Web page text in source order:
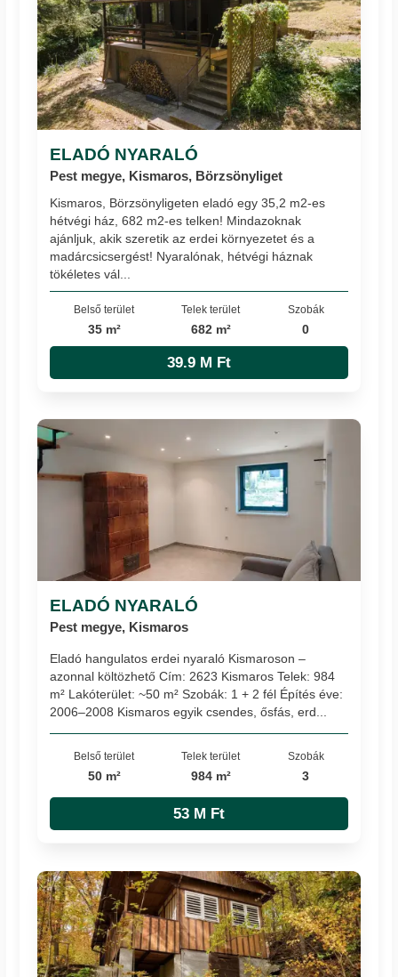
ELADÓ NYARALÓ
Pest megye, Kismaros, Börzsönyliget
Kismaros, Börzsönyligeten eladó egy 35,2 m2-es
hétvégi ház, 682 m2-es telken! Mindazoknak
ajánljuk, akik szeretik az erdei környezetet és a
madárcsicsergést! Nyaralónak, hétvégi háznak
tökéletes vál...
Belső terület
35 m²
Telek terület
682 m²
Szobák
0
39.9 M Ft
ELADÓ NYARALÓ
Pest megye, Kismaros
Eladó hangulatos erdei nyaraló Kismaroson –
azonnal költözhető Cím: 2623 Kismaros Telek: 984
m² Lakóterület: ~50 m² Szobák: 1 + 2 fél Építés éve:
2006–2008 Kismaros egyik csendes, ősfás, erd...
Belső terület
50 m²
Telek terület
984 m²
Szobák
3
53 M Ft